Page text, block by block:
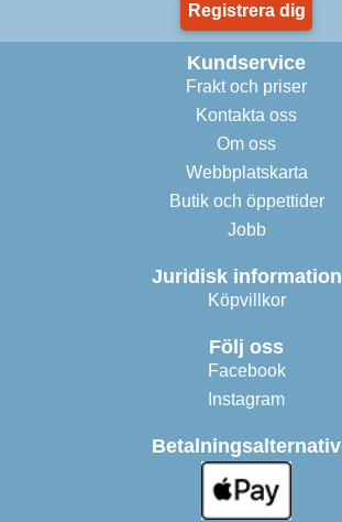
Registrera dig
Kundservice
Frakt och priser
Kontakta oss
Om oss
Webbplatskarta
Butik och öppettider
Jobb
Juridisk information
Köpvillkor
Följ oss
Facebook
Instagram
Betalningsalternativ